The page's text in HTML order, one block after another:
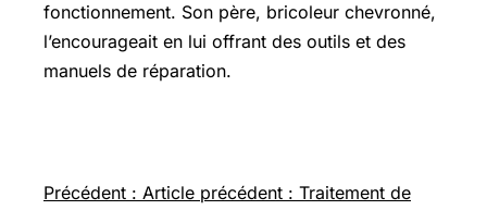
fonctionnement. Son père, bricoleur chevronné,
l’encourageait en lui offrant des outils et des
manuels de réparation.
Précédent : Article précédent : Traitement de